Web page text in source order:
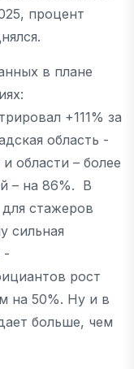
процент
в плане
+111% за
область -
области – более
– на 86%. В
стажеров
сильная
-
рост
на 50%. Ну и в
больше, чем